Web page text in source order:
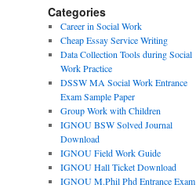
Categories
Career in Social Work
Cheap Essay Service Writing
Data Collection Tools during Social
Work Practice
DSSW MA Social Work Entrance
Exam Sample Paper
Group Work with Children
IGNOU BSW Solved Journal
Download
IGNOU Field Work Guide
IGNOU Hall Ticket Download
IGNOU M.Phil Phd Entrance Exam